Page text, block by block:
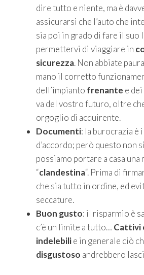
dire tutto e niente, ma è
assicurarsi che l’auto che
sia poi in grado di fare il suo
permettervi di viaggiare in
sicurezza. Non abbiate
mano il corretto
dell’impianto frenante e
va del vostro futuro, oltre
orgoglio di acquirente.
Documenti: la burocrazia è
d’accordo; però questo non
possiamo portare a casa una
“clandestina“. Prima di
che sia tutto in ordine, ed
seccature.
Buon gusto: il risparmio è
c’è un limite a tutto… Cattivi
indelebilie in generale ciò
disgustoso andrebbero